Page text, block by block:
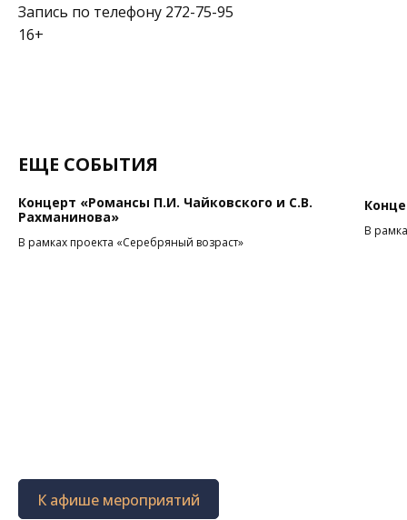
Запись по телефону 272-75-95
16+
ЕЩЕ СОБЫТИЯ
Концерт «Романсы П.И. Чайковского и С.В.
Рахманинова»
В рамках проекта «Серебряный возраст»
В
К афише мероприятий